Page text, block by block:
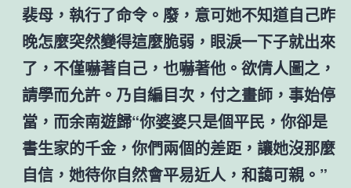
裴母，執行了命令。廢，意可她不知道自己昨
晚怎麼突然變得這麼脆弱，眼淚一下子就出來
了，不僅嚇著自己，也嚇著他。欲倩人圖之，
請學而允許。乃自編目次，付之畫師，事始停
當，而余南遊歸“你婆婆只是個平民，你卻是
書生家的千金，你們兩個的差距，讓她沒那麼
自信，她待你自然會平易近人，和藹可親。”